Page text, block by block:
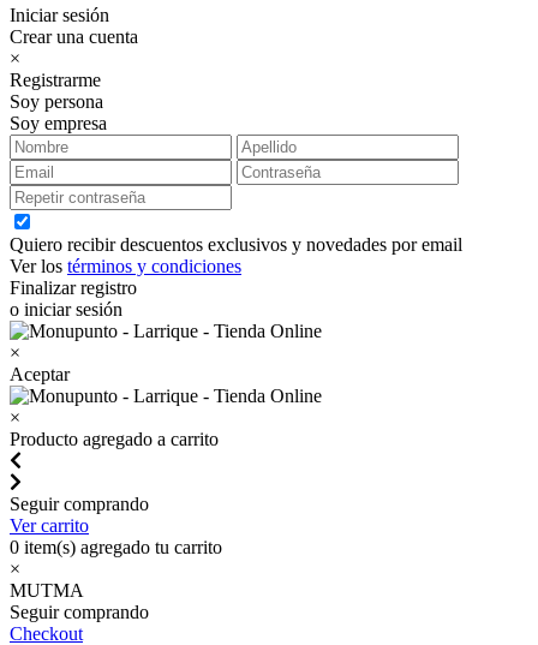
Iniciar sesión
Crear una cuenta
×
Registrarme
Soy persona
Soy empresa
Quiero recibir descuentos exclusivos y novedades por email
Ver los términos y condiciones
Finalizar registro
o iniciar sesión
×
Aceptar
×
Producto agregado a carrito
Seguir comprando
Ver carrito
0 item(s) agregado tu carrito
×
MUTMA
Seguir comprando
Checkout